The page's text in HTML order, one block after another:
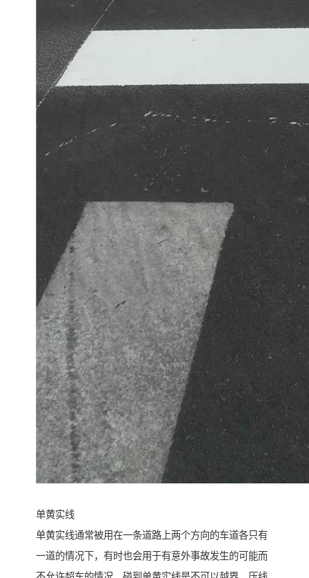
单黄实线
单黄实线通常被用在一条道路上两个方向的车道各只有
一道的情况下，有时也会用于有意外事故发生的可能而